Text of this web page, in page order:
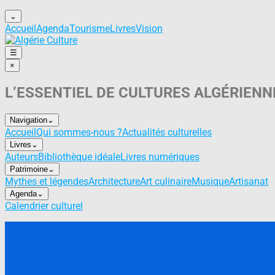
⌄
AccueilAgendaTourismeLivresVision
☰
×
L’ESSENTIEL DE CULTURES
Navigation⌄
AccueilQui sommes-nous ?Actualités culturelles
Livres ⌄
AuteursBibliothèque idéaleLivres numériques
Patrimoine⌄
Mythes et légendesArchitectureArt culinaireMusiqueArtisanat
Agenda⌄
Calendrier culturel